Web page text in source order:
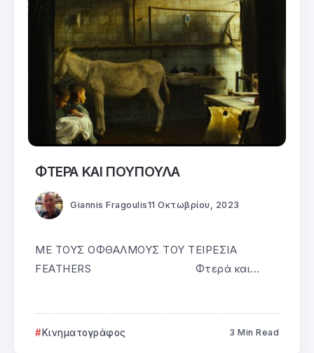
ΦΤΕΡΑ ΚΑΙ ΠΟΥΠΟΥΛΑ
Giannis Fragoulis11 Οκτωβρίου, 2023
ΜΕ ΤΟΥΣ ΟΦΘΑΛΜΟΥΣ ΤΟΥ ΤΕΙΡΕΣΙΑ
FEATHERS Φτερά και...
Κινηματογράφος 3 Min Read